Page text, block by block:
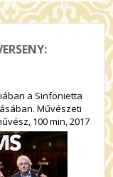
a Sinfonietta
Művészeti
100 min, 2017